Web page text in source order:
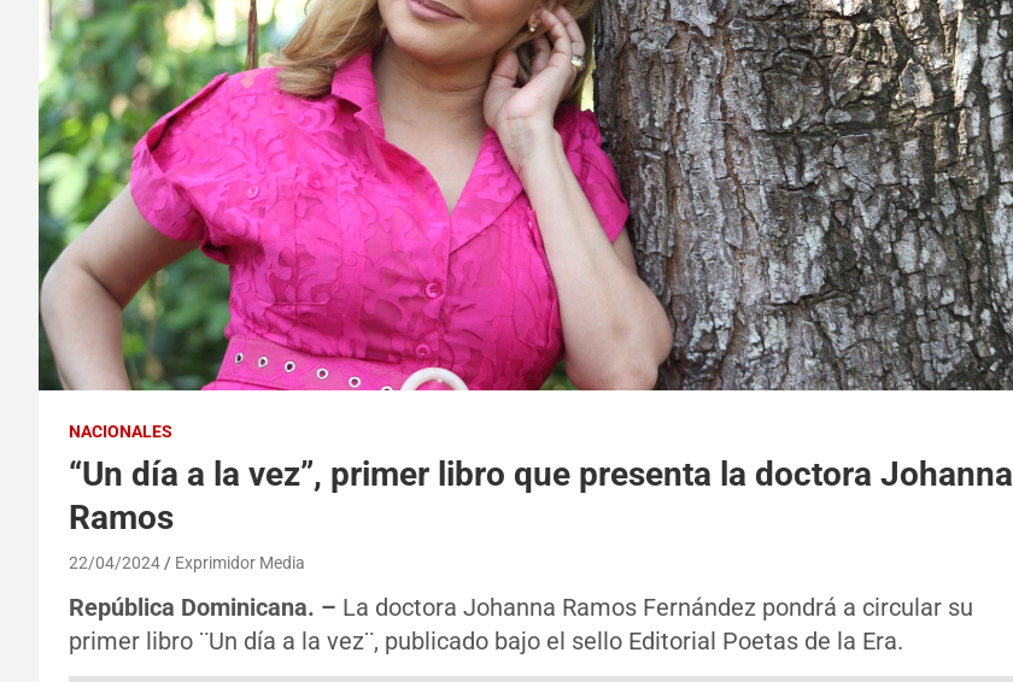
NACIONALES
“Un día a la vez”, primer libro que presenta la doctora Johanna
Ramos
22/04/2024 Exprimidor Media
República Dominicana. – La doctora Johanna Ramos Fernández pondrá a circular su
primer libro ¨Un día a la vez¨, publicado bajo el sello Editorial Poetas de la Era.